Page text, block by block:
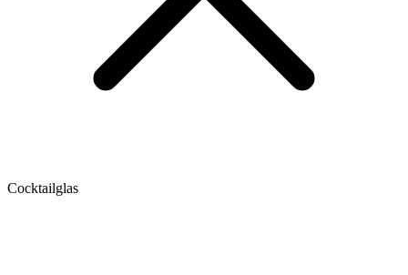
Cocktailglas